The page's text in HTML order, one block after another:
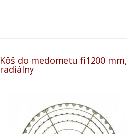
Kôš do medometu fi1200 mm,
radiálny